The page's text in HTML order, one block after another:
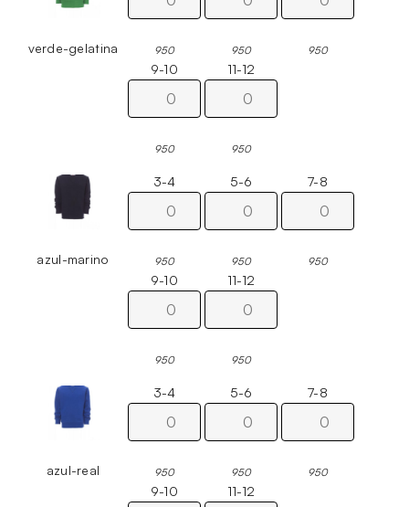
verde-gelatina 950 950 950
9-10
950
11-12
950
azul-marino
3-4
950
5-6
950
7-8
950
9-10
950
11-12
950
azul-real
3-4
950
5-6
950
7-8
950
9-10 11-12